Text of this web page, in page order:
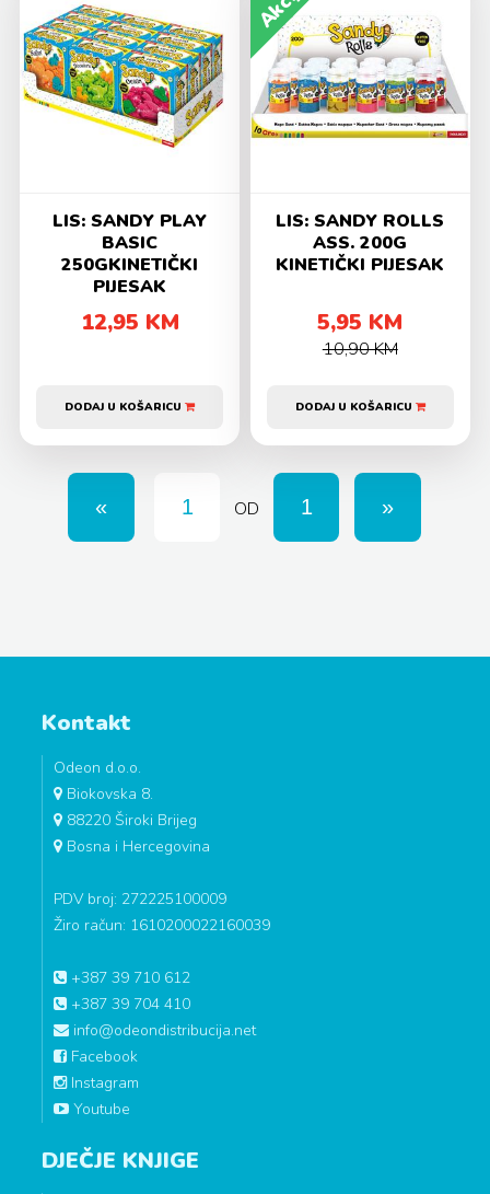
LIS: SANDY PLAY
BASIC
250GKINETIČKI
PIJESAK
12,95 KM
DODAJ U KOŠARICU
LIS: SANDY ROLLS
ASS. 200G
KINETIČKI PIJESAK
5,95 KM
10,90 KM
DODAJ U KOŠARICU
OD
Kontakt
Odeon d.o.o.
Biokovska 8.
88220 Široki Brijeg
Bosna i Hercegovina
PDV broj: 272225100009
Žiro račun: 1610200022160039
+387 39 710 612
+387 39 704 410
info@odeondistribucija.net
Facebook
Instagram
Youtube
DJEČJE KNJIGE